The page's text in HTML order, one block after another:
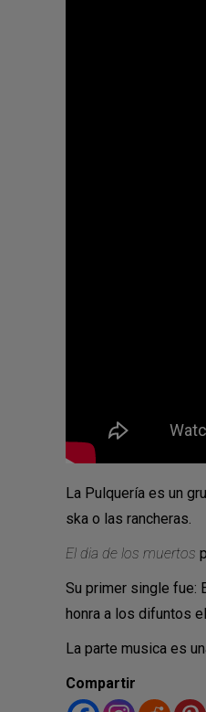
La Pulquería es un
ska o las rancheras.
El dia de los muertos
Su primer single fue:
honra a los difuntos
La parte musica es
Compartir